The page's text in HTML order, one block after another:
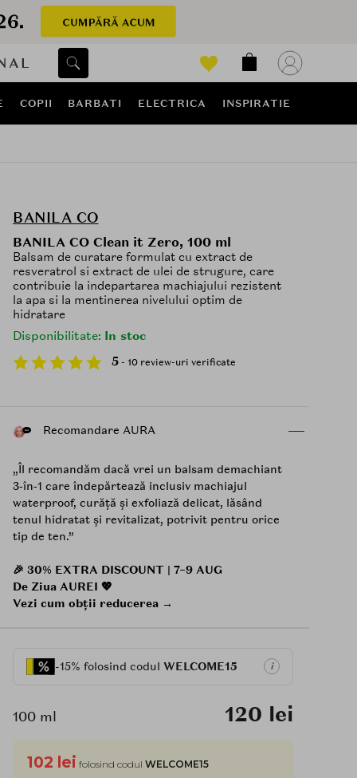
COPII BARBATI ELECTRICA INSPIRATIE
BANILA CO
BANILA CO Clean it Zero, 100 ml
Balsam de curatare formulat cu extract de
resveratrol si extract de ulei de strugure, care
contribuie la indepartarea machiajului rezistent
la apa si la mentinerea nivelului optim de
hidratare
Disponibilitate: In stoc
5 - 10 review-uri verificate
Recomandare AURA
„Îl recomandăm dacă vrei un balsam demachiant
3‑în‑1 care îndepărtează inclusiv machiajul
waterproof, curăță și exfoliază delicat, lăsând
tenul hidratat și revitalizat, potrivit pentru orice
tip de ten.”
🎉 30% EXTRA DISCOUNT | 7–9 AUG
De Ziua AUREI 💖
Vezi cum obții reducerea →
-15% folosind codul WELCOME15 i
100 ml 120 lei
102 lei folosind codul WELCOME15